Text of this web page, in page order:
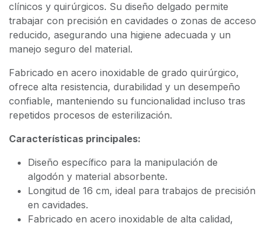
clínicos y quirúrgicos. Su diseño delgado permite
trabajar con precisión en cavidades o zonas de acceso
reducido, asegurando una higiene adecuada y un
manejo seguro del material.
Fabricado en acero inoxidable de grado quirúrgico,
ofrece alta resistencia, durabilidad y un desempeño
confiable, manteniendo su funcionalidad incluso tras
repetidos procesos de esterilización.
Características principales:
Diseño específico para la manipulación de
algodón y material absorbente.
Longitud de 16 cm, ideal para trabajos de precisión
en cavidades.
Fabricado en acero inoxidable de alta calidad,